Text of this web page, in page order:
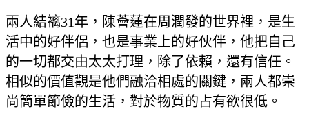
兩人結褵31年，陳薈蓮在周潤發的世界裡，是生
活中的好伴侶，也是事業上的好伙伴，他把自己
的一切都交由太太打理，除了依賴，還有信任。
相似的價值觀是他們融洽相處的關鍵，兩人都崇
尚簡單節儉的生活，對於物質的占有欲很低。